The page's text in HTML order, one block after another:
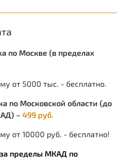
по Москве (в пределах
от 5000 тыс. - бесплатно.
по Московской области (до
– 499 руб.
от 10000 руб. - бесплатно!
пределы МКАД по